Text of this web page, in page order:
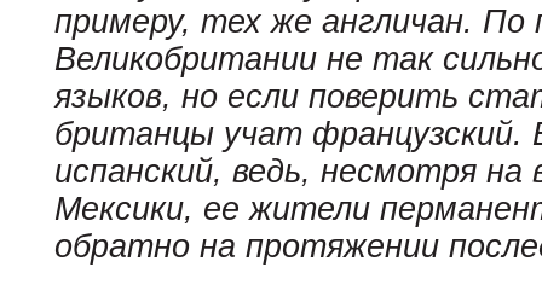
примеру, тех же англичан.
Великобритании не так
языков, но если поверить
британцы учат
испанский, ведь, несмотря
Мексики, ее жители
обратно на протяжении